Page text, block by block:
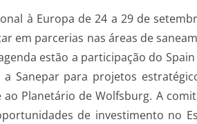
à Europa de 24 a 29 de
parcerias nas áreas de
estão a participação do
para projetos
Planetário de Wolfsburg. A
de investimento no